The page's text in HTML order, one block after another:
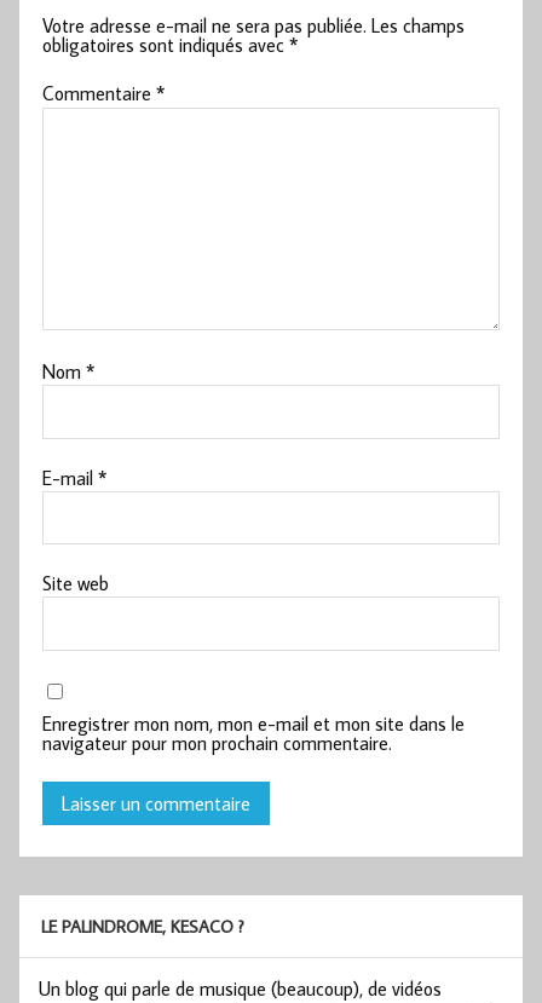
Votre adresse e-mail ne sera pas publiée. Les champs
obligatoires sont indiqués avec*
Commentaire*
Nom*
E-mail*
Site web
Enregistrer mon nom, mon e-mail et mon site dans le
navigateur pour mon prochain commentaire.
LE PALINDROME, KESACO ?
Un blog qui parle de musique (beaucoup), de vidéos